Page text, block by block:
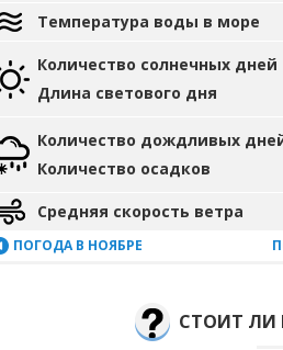
Температура воды в море
Количество солнечных дней
Длина светового дня
Количество дождливых
Количество осадков
Средняя скорость ветра
ПОГОДА В НОЯБРЕ
СТОИТ ЛИ